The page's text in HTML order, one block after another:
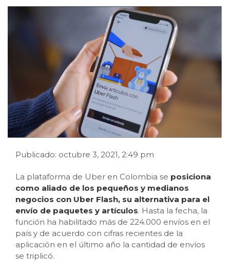
Publicado: octubre 3, 2021, 2:49 pm
La plataforma de Uber en Colombia se posiciona
como aliado de los pequeños y medianos
negocios con Uber Flash, su alternativa para el
envío de paquetes y artículos. Hasta la fecha, la
función ha habilitado más de 224.000 envíos en el
país y de acuerdo con cifras recientes de la
aplicación en el último año la cantidad de envíos
se triplicó.